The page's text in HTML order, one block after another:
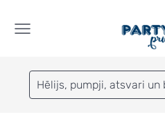
Hēlijs, pumpji, atsvari un